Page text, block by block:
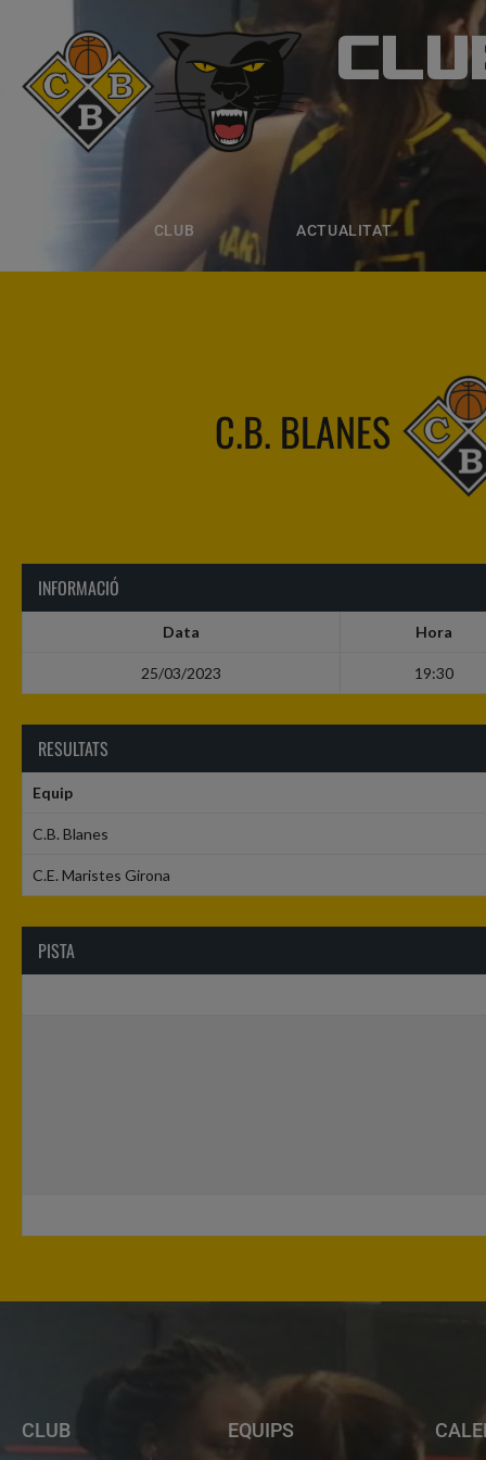
CLUB ACTUALITAT
CLUB
ACTUALITAT
C.B. BLANES
INFORMACIÓ
Data Hora
25/03/2023 19:30
RESULTATS
Equip
C.B. Blanes
C.E. Maristes Girona
PISTA
CLUB EQUIPS